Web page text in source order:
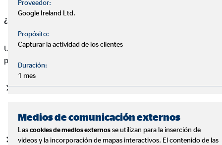
¿Por qué necesito un consultor financiero?
Un consultor financiero especializado en el sector militar
puede ayudarte a:
Optimizar tus beneficios:identificar y aprovechar al
disponibles.
Crear un plan personalizado:desarrollar una estrategia
Proveedor:
Google Ireland Ltd.
Propósito:
Capturar la actividad de los clientes
Duración:
1 mes
Medios de comunicación externos
Las cookies de medios externos se utilizan para la inserción de
videos y la incorporación de mapas interactivos. El contenido de las